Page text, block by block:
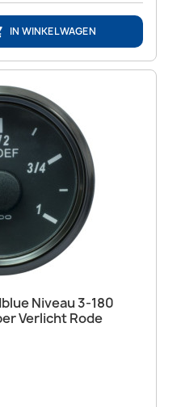
IN WINKELWAGEN
Niveau 3-180
Verlicht Rode